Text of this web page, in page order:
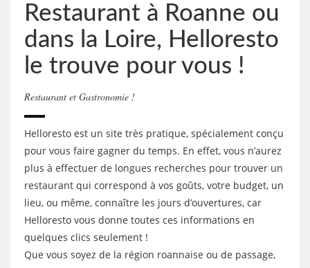
Restaurant à Roanne ou
dans la Loire, Helloresto
le trouve pour vous !
Restaurant et Gastronomie !
Helloresto est un site très pratique, spécialement conçu
pour vous faire gagner du temps. En effet, vous n’aurez
plus à effectuer de longues recherches pour trouver un
restaurant qui correspond à vos goûts, votre budget, un
lieu, ou même, connaître les jours d’ouvertures, car
Helloresto vous donne toutes ces informations en
quelques clics seulement !
Que vous soyez de la région roannaise ou de passage,